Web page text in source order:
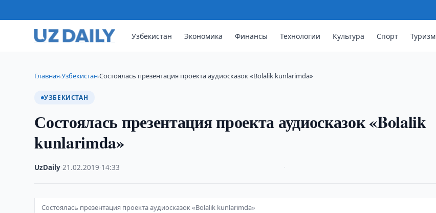
Узбекистан Экономика Финансы Технологии Культура Спорт Туризм
Главная›Узбекистан›Состоялась презентация проекта аудиосказок «Bolalik kunlarimda»
УЗБЕКИСТАН
Состоялась презентация проекта аудиосказок «Bolalik
kunlarimda»
UzDaily ·21.02.2019 14:33
Состоялась презентация проекта аудиосказок «Bolalik kunlarimda»